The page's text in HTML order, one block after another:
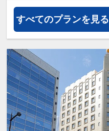
すべてのプランを見る